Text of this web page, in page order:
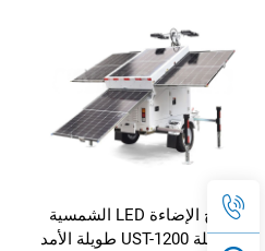
أبراج الإضاءة LED الشمسية
المتنقلة UST-1200 طويلة الأمد